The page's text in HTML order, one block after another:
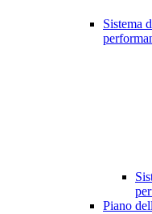
Sistema
Piano